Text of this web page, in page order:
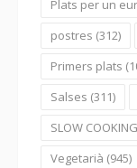
Plats per un
postres (312)
Primers plats
Salses (311)
SLOW COOKING
Vegetarià (945)